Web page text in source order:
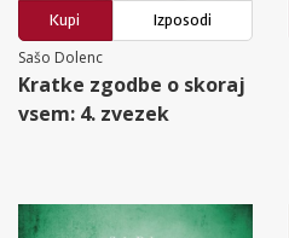
Kupi
Izposodi
Sašo Dolenc
Kratke zgodbe o skoraj
vsem: 4. zvezek